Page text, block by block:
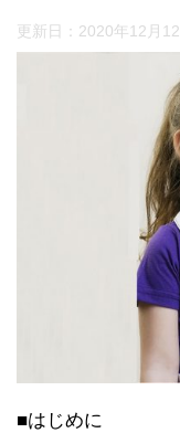
更新日： 2020年12月12
■はじめに